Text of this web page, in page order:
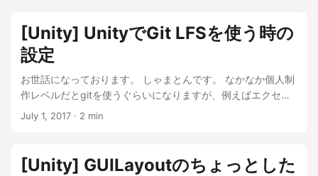
[Unity] UnityでGit LFSを使う時の
設定
お世話になっております。 しゃまとんです。 なかなか個人制
作レベルだとgitを使うぐらいになりますが、例えばエクセル
データだったり、 大きなサイズのファイルもgitで管理した
July 1, 2017 · 2 min
[Unity] GUILayoutのちょっとした